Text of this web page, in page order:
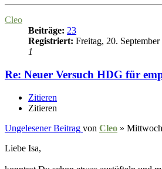
Cleo
Beiträge: 23
Registriert: Freitag, 20.
1
Re: Neuer Versuch HDG für
Zitieren
Zitieren
Ungelesener Beitrag von Cleo »
Liebe Isa,